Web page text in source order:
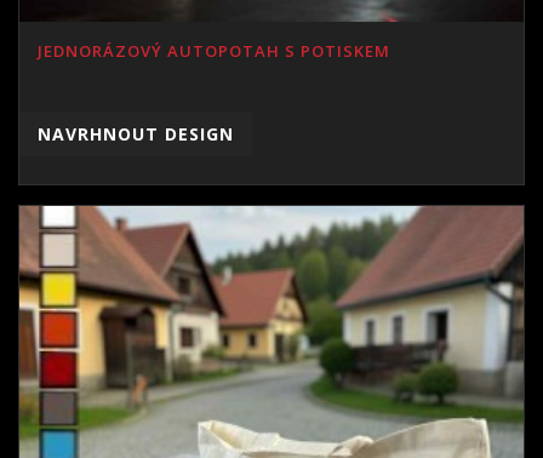
JEDNORÁZOVÝ AUTOPOTAH S POTISKEM
NAVRHNOUT DESIGN